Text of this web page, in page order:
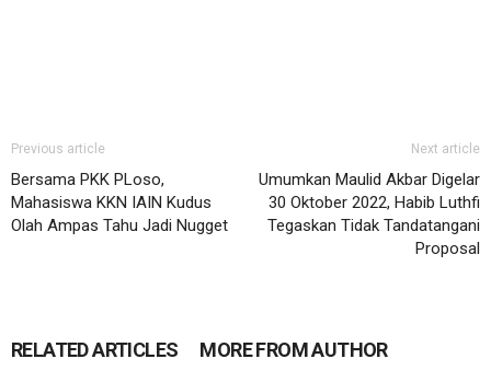
Previous article
Bersama PKK PLoso,
Mahasiswa KKN IAIN Kudus
Olah Ampas Tahu Jadi Nugget
Next article
Umumkan Maulid Akbar Digelar
30 Oktober 2022, Habib Luthfi
Tegaskan Tidak Tandatangani
Proposal
RELATED ARTICLES MORE FROM AUTHOR